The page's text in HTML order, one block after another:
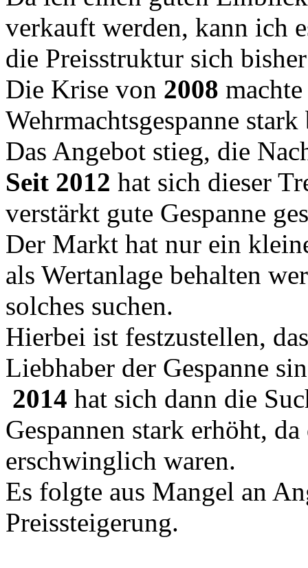
verkauft werden, kann ich
die Preisstruktur sich
Die Krise von 2008
Wehrmachtsgespanne stark
Das Angebot stieg, die
Seit 2012 hat sich dieser
verstärkt gute Gespanne
Der Markt hat nur ein
als Wertanlage behalten
solches suchen.
Hierbei ist festzustellen,
Liebhaber der Gespanne
2014 hat sich dann die
Gespannen stark erhöht,
erschwinglich waren.
Es folgte aus Mangel an
Preissteigerung.